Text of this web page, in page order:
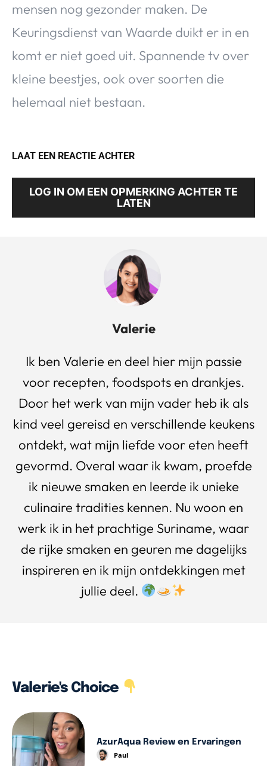
mensen nog gezonder maken. De
Keuringsdienst van Waarde duikt er in en
komt er niet goed uit. Spannende tv over
kleine beestjes, ook over soorten die
helemaal niet bestaan.
LAAT EEN REACTIE ACHTER
LOG IN OM EEN OPMERKING ACHTER TE
LATEN
Valerie
Ik ben Valerie en deel hier mijn passie
voor recepten, foodspots en drankjes.
Door het werk van mijn vader heb ik als
kind veel gereisd en verschillende keukens
ontdekt, wat mijn liefde voor eten heeft
gevormd. Overal waar ik kwam, proefde
ik nieuwe smaken en leerde ik unieke
culinaire tradities kennen. Nu woon en
werk ik in het prachtige Suriname, waar
de rijke smaken en geuren me dagelijks
inspireren en ik mijn ontdekkingen met
jullie deel.
Valerie's Choice
AzurAqua Review en Ervaringen
Paul